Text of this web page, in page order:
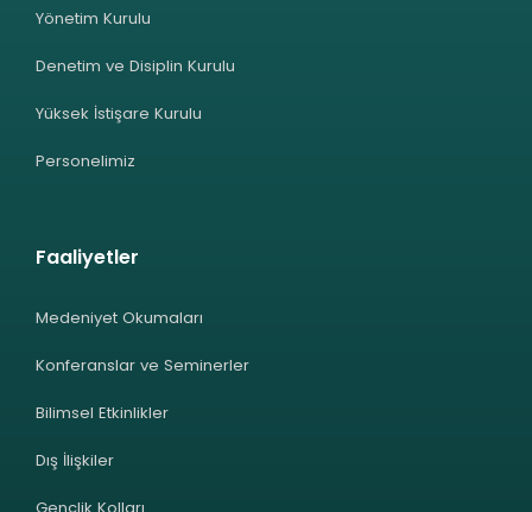
Yönetim Kurulu
Denetim ve Disiplin Kurulu
Yüksek İstişare Kurulu
Personelimiz
Faaliyetler
Medeniyet Okumaları
Konferanslar ve Seminerler
Bilimsel Etkinlikler
Dış İlişkiler